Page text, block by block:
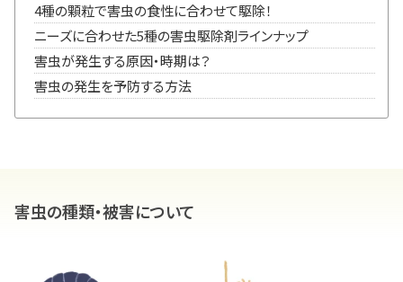
4種の顆粒で害虫の食性に合わせて駆除！
ニーズに合わせた5種の害虫駆除剤ラインナップ
害虫が発生する原因・時期は？
害虫の発生を予防する方法
害虫の種類・被害について